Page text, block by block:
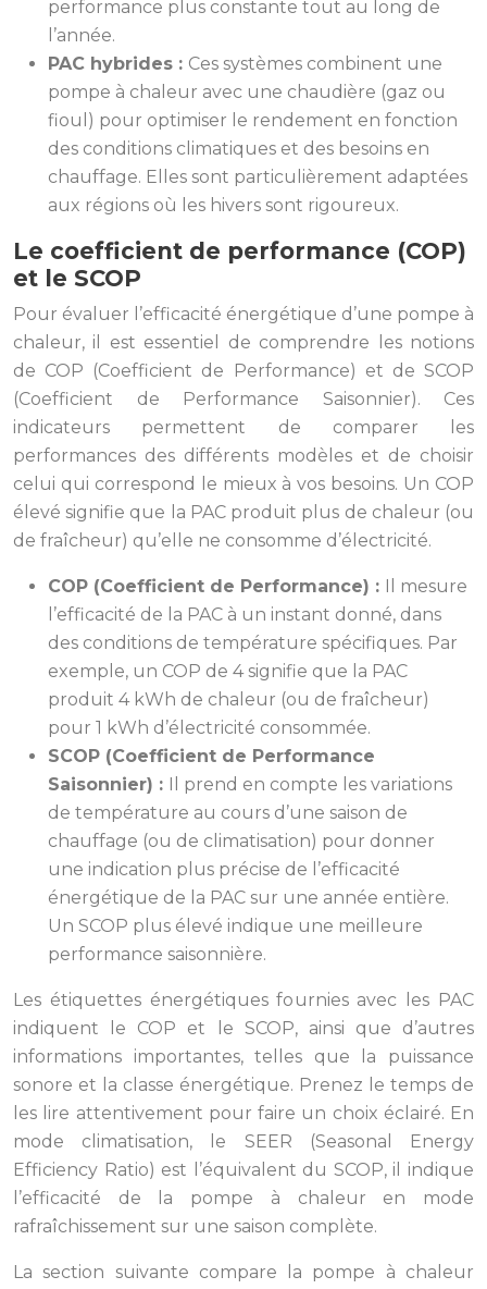
performance plus constante tout au long de
l’année.
PAC hybrides : Ces systèmes combinent une
pompe à chaleur avec une chaudière (gaz ou
fioul) pour optimiser le rendement en fonction
des conditions climatiques et des besoins en
chauffage. Elles sont particulièrement adaptées
aux régions où les hivers sont rigoureux.
Le coefficient de performance (COP)
et le SCOP
Pour évaluer l’efficacité énergétique d’une pompe à
chaleur, il est essentiel de comprendre les notions
de COP (Coefficient de Performance) et de SCOP
(Coefficient de Performance Saisonnier). Ces
indicateurs permettent de comparer les
performances des différents modèles et de choisir
celui qui correspond le mieux à vos besoins. Un COP
élevé signifie que la PAC produit plus de chaleur (ou
de fraîcheur) qu’elle ne consomme d’électricité.
COP (Coefficient de Performance) :
Il mesure
l’efficacité de la PAC à un instant donné, dans
des conditions de température spécifiques. Par
exemple, un COP de 4 signifie que la PAC
produit 4 kWh de chaleur (ou de fraîcheur)
pour 1 kWh d’électricité consommée.
SCOP (Coefficient de Performance
Saisonnier) :
Il prend en compte les variations
de température au cours d’une saison de
chauffage (ou de climatisation) pour donner
une indication plus précise de l’efficacité
énergétique de la PAC sur une année entière.
Un SCOP plus élevé indique une meilleure
performance saisonnière.
Les étiquettes énergétiques fournies avec les PAC
indiquent le COP et le SCOP, ainsi que d’autres
informations importantes, telles que la puissance
sonore et la classe énergétique. Prenez le temps de
les lire attentivement pour faire un choix éclairé. En
mode climatisation, le SEER (Seasonal Energy
Efficiency Ratio) est l’équivalent du SCOP, il indique
l’efficacité de la pompe à chaleur en mode
rafraîchissement sur une saison complète.
La section suivante compare la pompe à chaleur